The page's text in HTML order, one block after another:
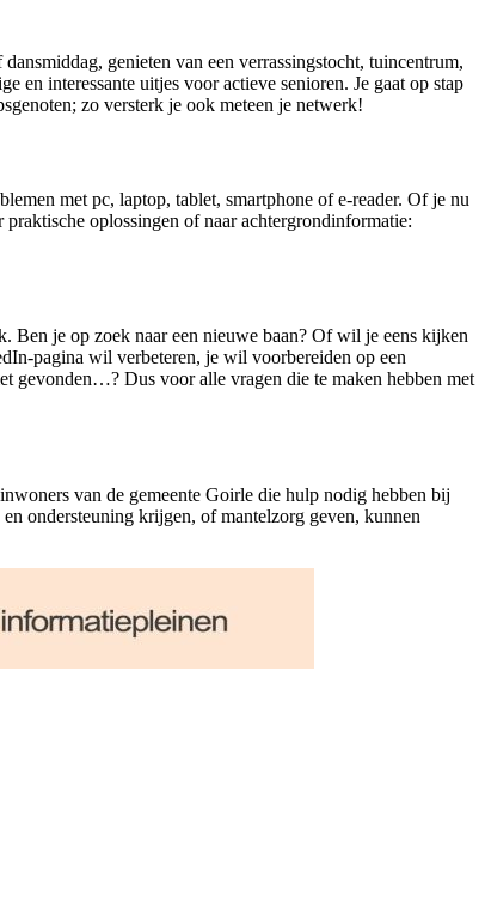
genieten van een verrassingstocht, tuincentrum,
en interessante uitjes voor actieve senioren. Je gaat op stap
zo versterk je ook meteen je netwerk!
met pc, laptop, tablet, smartphone of e-reader. Of je nu
oplossingen of naar achtergrondinformatie:
je op zoek naar een nieuwe baan? Of wil je eens kijken
pagina wil verbeteren, je wil voorbereiden op een
gevonden…? Dus voor alle vragen die te maken hebben met
van de gemeente Goirle die hulp nodig hebben bij
ondersteuning krijgen, of mantelzorg geven, kunnen